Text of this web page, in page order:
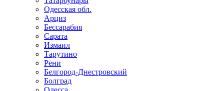
Одесская обл.
Арциз
Бессарабия
Сарата
Измаил
Тарутино
Рени
Белгород-Днестровский
Болград